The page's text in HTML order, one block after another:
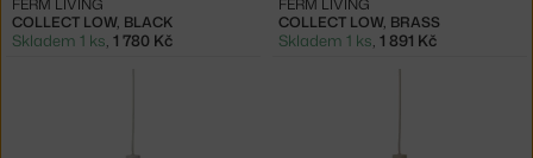
COLLECT LOW, BLACK
Skladem 1 ks, 1 780 Kč
COLLECT LOW, BRASS
Skladem 1 ks, 1 891 Kč